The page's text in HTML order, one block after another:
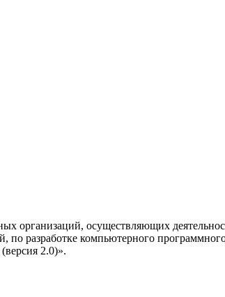
организаций, осуществляющих
разработке компьютерного
2.0)».